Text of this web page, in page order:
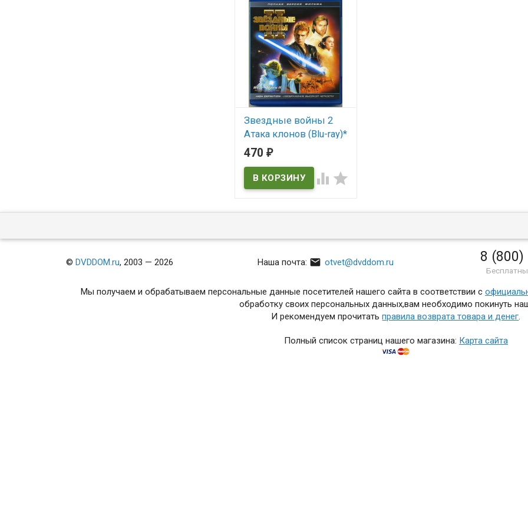
Звездные войны 2
Атака клонов (Blu-ray)*
(Star Wars 2: Attack of
Clones
470 ₽
 
©DVDDOM.ru, 2003 — 2026 Наша почта:  otvet@dvddom.ru 8
Мы получаем и обрабатываем персональные данные посетителей нашего сайта в соответствии с
обработку своих персональных данных,вам необходимо покинуть
И рекомендуем прочитатьправила возврата товара и денег.
Полный список страниц нашего магазина: Карта сайта